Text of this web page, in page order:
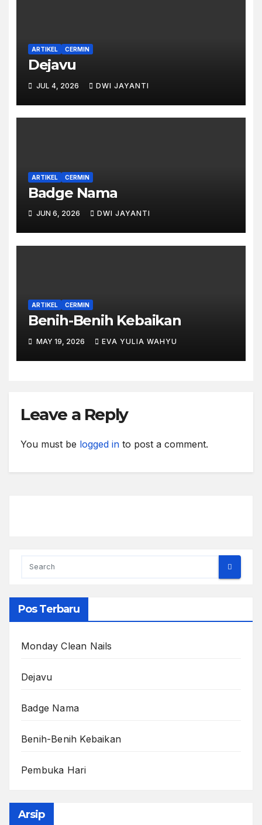
ARTIKEL CERMIN
Dejavu
JUL 4, 2026 DWI JAYANTI
ARTIKEL CERMIN
Badge Nama
JUN 6, 2026 DWI JAYANTI
ARTIKEL CERMIN
Benih-Benih Kebaikan
MAY 19, 2026 EVA YULIA WAHYU
Leave a Reply
You must be logged in to post a comment.
Pos Terbaru
Monday Clean Nails
Dejavu
Badge Nama
Benih-Benih Kebaikan
Pembuka Hari
Arsip